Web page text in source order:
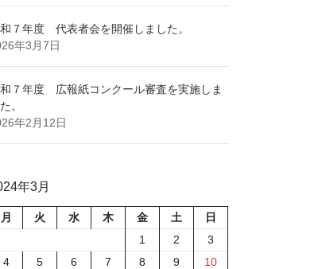
７年度 代表者会を開催しました。
年3月7日
７年度 広報紙コンクール審査を実施しま
。
年2月12日
年3月
月 火 水 木 金 土
日
1
2
3
4
5 6 7 8 9
10